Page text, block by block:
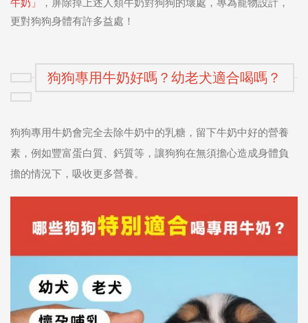
更對狗狗身體有許多益處！
狗狗專用牛奶好嗎？幼老犬適合喝嗎？
狗狗專用牛奶會完全去除牛奶中的乳糖，留下牛奶中好的營養
素，例如豐富蛋白質、鈣質等，讓狗狗在無須擔心造成身體負
擔的情況下，吸收更多營養。